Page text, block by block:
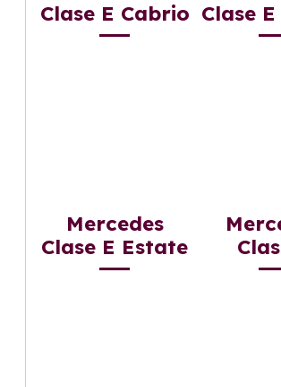
Clase E Cabrio Clase
Mercedes
Clase E Estate